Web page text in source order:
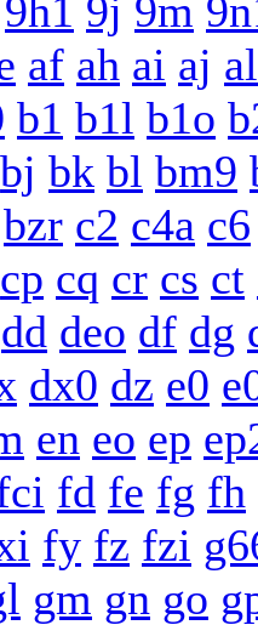
9h1 9j 9m
af ah ai aj al
b1 b1l b1o
bj bk bl bm9
bzr c2 c4a c6
cp cq cr cs ct
dd deo df dg
dx0 dz e0
en eo ep
fd fe fg fh
fy fz fzi
gm gn go